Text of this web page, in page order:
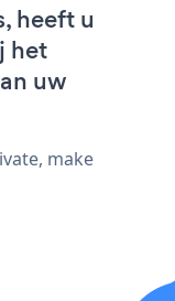
heeft u
het
uw
make